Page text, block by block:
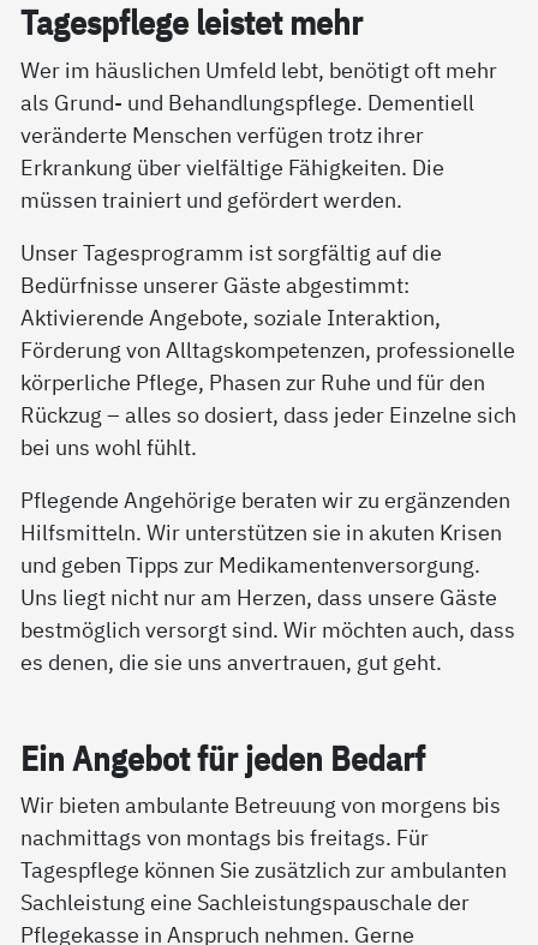
Ta­gespf­le­ge leis­tet mehr
Wer im häuslichen Umfeld lebt, benötigt oft mehr
als Grund- und Behandlungspflege. Dementiell
veränderte Menschen verfügen trotz ihrer
Erkrankung über vielfältige Fähigkeiten. Die
müssen trainiert und gefördert werden.
Unser Tagesprogramm ist sorgfältig auf die
Bedürfnisse unserer Gäste abgestimmt:
Aktivierende Angebote, soziale Interaktion,
Förderung von Alltagskompetenzen, professionelle
körperliche Pflege, Phasen zur Ruhe und für den
Rückzug – alles so dosiert, dass jeder Einzelne sich
bei uns wohl fühlt.
Pflegende Angehörige beraten wir zu ergänzenden
Hilfsmitteln. Wir unterstützen sie in akuten Krisen
und geben Tipps zur Medikamentenversorgung.
Uns liegt nicht nur am Herzen, dass unsere Gäste
bestmöglich versorgt sind. Wir möchten auch, dass
es denen, die sie uns anvertrauen, gut geht.
Ein An­ge­bot für je­den Be­darf
Wir bieten ambulante Betreuung von morgens bis
nachmittags von montags bis freitags. Für
Tagespflege können Sie zusätzlich zur ambulanten
Sachleistung eine Sachleistungspauschale der
Pflegekasse in Anspruch nehmen. Gerne